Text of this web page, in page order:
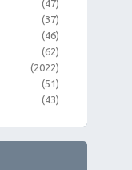
(47)
(37)
(46)
(62)
(2022)
(51)
(43)